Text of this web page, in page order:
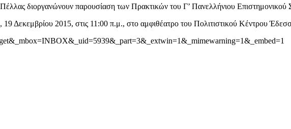
διοργανώνουν παρουσίαση των Πρακτικών του Γ’ Πανελλήνιου Επιστημονικού
Δεκεμβρίου 2015, στις 11:00 π.μ., στο αμφιθέατρο του Πολιτιστικού Κέντρου